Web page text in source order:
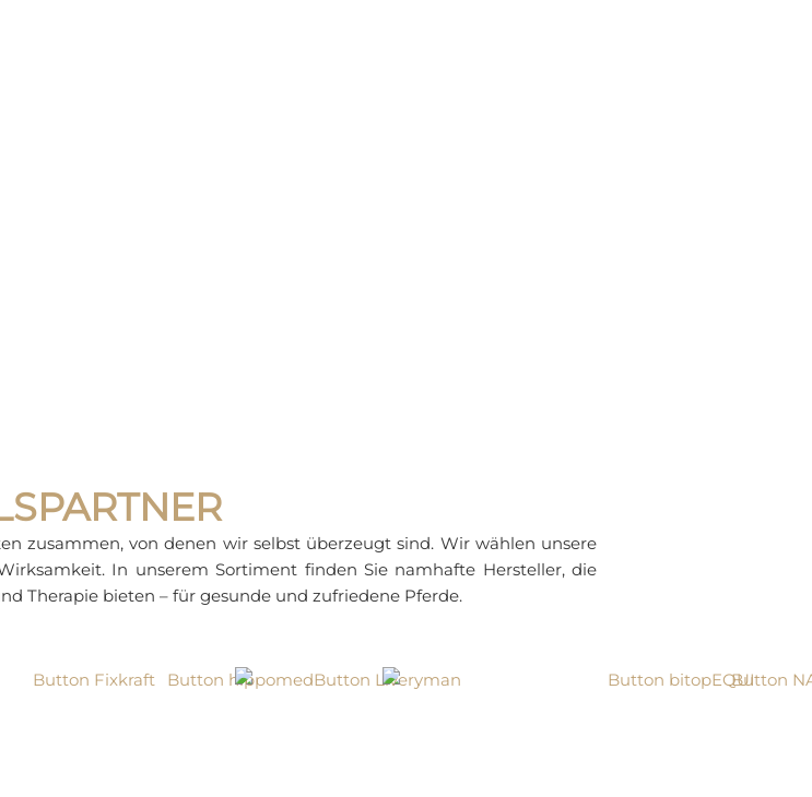
zusammen, von denen wir selbst überzeugt sind. Wir wählen unsere
In unserem Sortiment finden Sie namhafte Hersteller, die
Therapie bieten – für gesunde und zufriedene Pferde.